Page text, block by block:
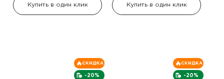
Купить в один клик Купить в один клик
-20%
СКИДКА
-20%
СКИДКА